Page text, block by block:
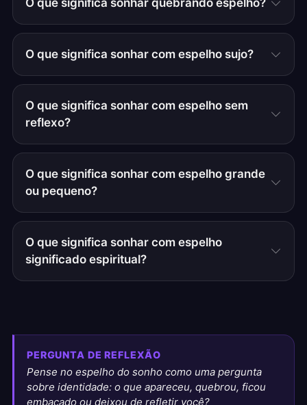
O que significa sonhar quebrando espelho?
O que significa sonhar com espelho sujo?
O que significa sonhar com espelho sem
reflexo?
O que significa sonhar com espelho grande
ou pequeno?
O que significa sonhar com espelho
significado espiritual?
PERGUNTA DE REFLEXÃO
Pense no espelho do sonho como uma pergunta
sobre identidade: o que apareceu, quebrou, ficou
embaçado ou deixou de refletir você?